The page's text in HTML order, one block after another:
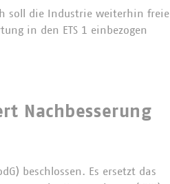
soll die Industrie weiterhin freie
in den ETS 1 einbezogen
Nachbesserung
beschlossen. Es ersetzt das